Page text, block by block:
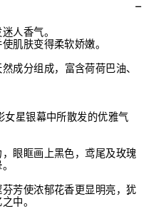
人香气。
肌肤变得柔软娇嫩。
成分组成，富含荷荷巴油、
星银幕中所散发的优雅气
眼眶画上黑色，鸢尾及玫瑰
芳使浓郁花香更显明亮，犹
中。